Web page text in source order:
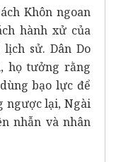
Khôn ngoan
hành xử của
sử. Dân Do
họ tưởng rằng
bạo lực để
ngược lại, Ngài
nhẫn và nhân